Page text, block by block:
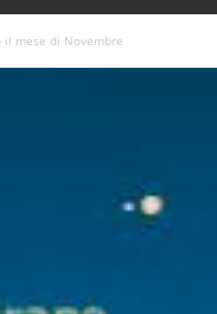
mese di Novembre